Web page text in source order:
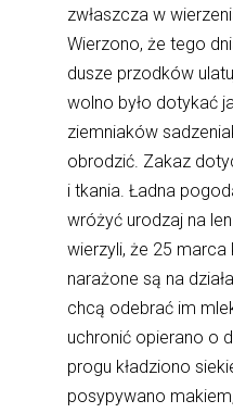
zwłaszcza w
Wierzono, że tego
dusze przodków
wolno było dotykać
ziemniaków
obrodzić. Zakaz
i tkania. Ładna
wróżyć urodzaj na
wierzyli, że 25
narażone są na
chcą odebrać im
uchronić opierano o
progu kładziono
posypywano